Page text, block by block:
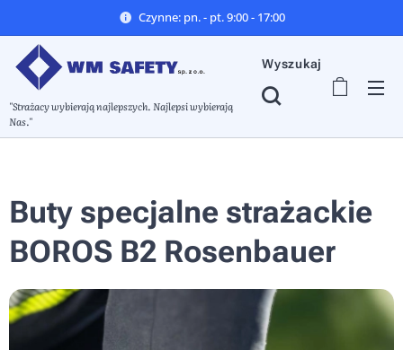
Czynne: pn. - pt. 9:00 - 17:00
"Strażacy wybierają najlepszych. Najlepsi wybierają
Nas."
Wyszukaj
Buty specjalne strażackie
BOROS B2 Rosenbauer